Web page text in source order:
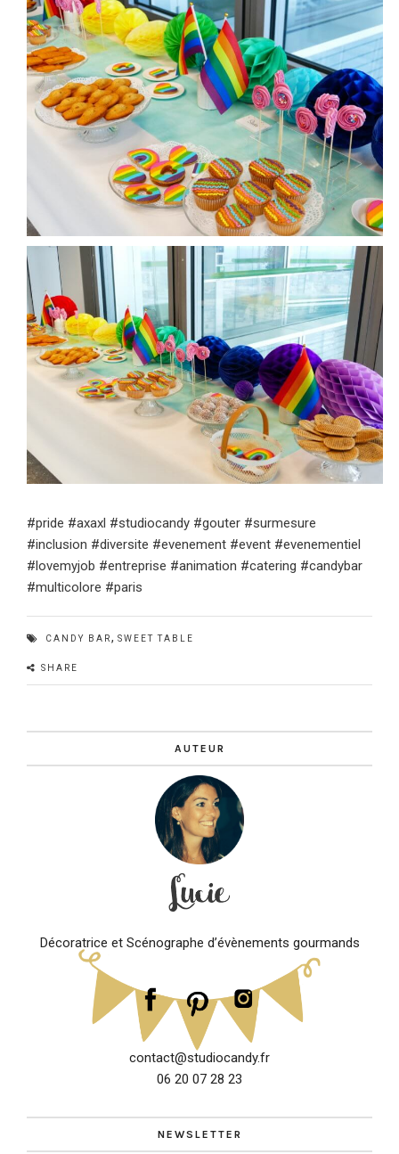
#pride #axaxl #studiocandy #gouter #surmesure
#inclusion #diversite #evenement #event #evenementiel
#lovemyjob #entreprise #animation #catering #candybar
#multicolore #paris
CANDY BAR, SWEET TABLE
SHARE
AUTEUR
Décoratrice et Scénographe d’évènements gourmands
contact@studiocandy.fr
06 20 07 28 23
NEWSLETTER